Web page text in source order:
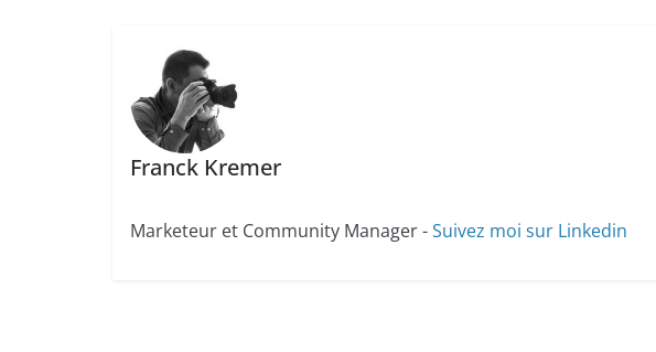
Franck Kremer
Marketeur et Community Manager -Suivez moi sur Linkedin